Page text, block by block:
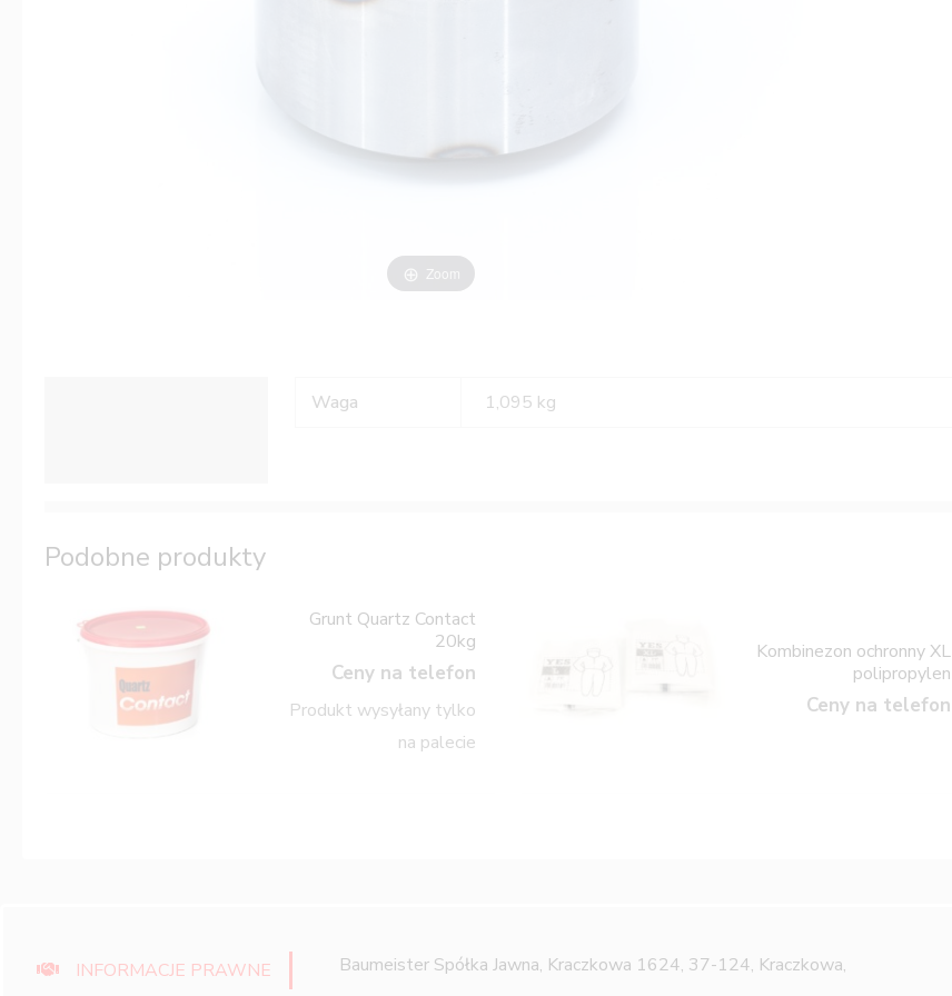
Zoom
Waga 1,095 kg
Podobne produkty
Grunt Quartz Contact
20kg
Ceny na telefon
Produkt wysyłany tylko
na palecie
Kombinezon ochronny XL
polipropylen
Ceny na telefon
INFORMACJE PRAWNE Baumeister Spółka Jawna, Kraczkowa 1624, 37-124, Kraczkowa,